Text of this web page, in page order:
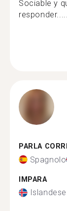
Sociable y
responder.....
PARLA
Spagnolo
IMPARA
Islandese